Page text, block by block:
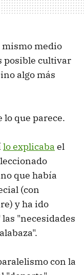
mismo medio
posible cultivar
algo más
lo que parece.
lo explicaba el
que había
(con
y ha ido
"necesidades
con la